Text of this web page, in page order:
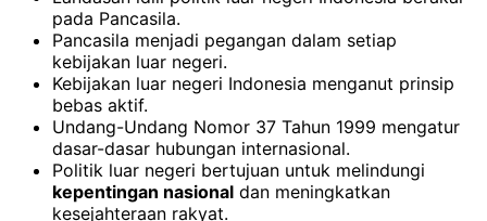
pada Pancasila.
Pancasila menjadi pegangan dalam setiap
kebijakan luar negeri.
Kebijakan luar negeri Indonesia menganut prinsip
bebas aktif.
Undang-Undang Nomor 37 Tahun 1999 mengatur
dasar-dasar hubungan internasional.
Politik luar negeri bertujuan untuk melindungi
kepentingan nasional dan meningkatkan
kesejahteraan rakyat.